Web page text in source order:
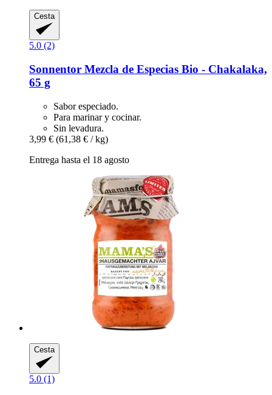
Cesta
5.0 (2)
Sonnentor Mezcla de Especias Bio -​ Chakalaka,
65 g
Sabor especiado.
Para marinar y cocinar.
Sin levadura.
3,99 € (61,38 € / kg)
Entrega hasta el 18 agosto
Cesta
5.0 (1)